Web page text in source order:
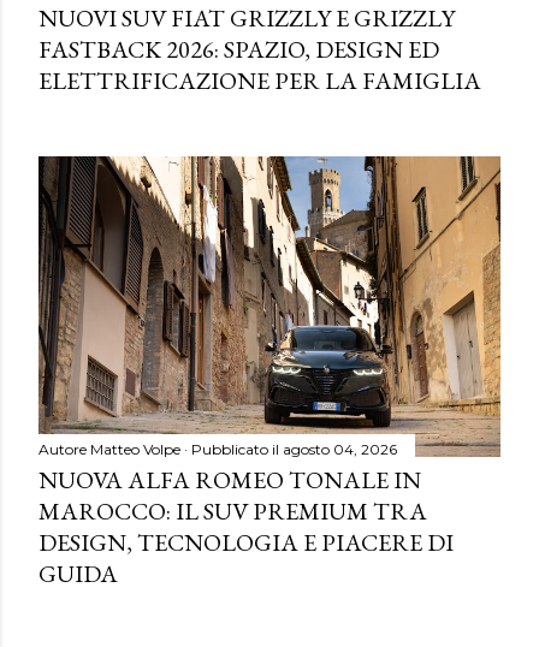
NUOVI SUV FIAT GRIZZLY E GRIZZLY
FASTBACK 2026: SPAZIO, DESIGN ED
ELETTRIFICAZIONE PER LA FAMIGLIA
Autore Matteo Volpe Pubblicato il agosto 04, 2026
NUOVA ALFA ROMEO TONALE IN
MAROCCO: IL SUV PREMIUM TRA
DESIGN, TECNOLOGIA E PIACERE DI
GUIDA